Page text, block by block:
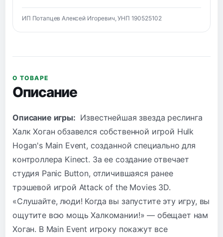
ИП Потапцев Алексей Игоревич, УНП 190525102
О ТОВАРЕ
Описание
Описание игры: Известнейшая звезда реслинга
Халк Хоган обзавелся собственной игрой Hulk
Hogan's Main Event, созданной специально для
контроллера Kinect. За ее создание отвечает
студия Panic Button, отличившаяся ранее
трэшевой игрой Attack of the Movies 3D.
«Слушайте, люди! Когда вы запустите эту игру, вы
ощутите всю мощь Халкомании!» — обещает нам
Хоган. В Main Event игроку покажут все